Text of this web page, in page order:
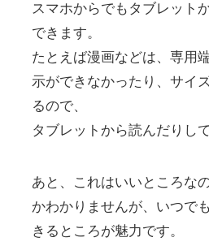
スマホからでもタブレット
できます。
たとえば漫画などは、専用
示ができなかったり、サイ
るので、
タブレットから読んだりし
あと、これはいいところな
かわかりませんが、いつで
きるところが魅力です。